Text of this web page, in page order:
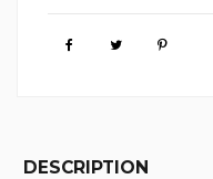
DESCRIPTION